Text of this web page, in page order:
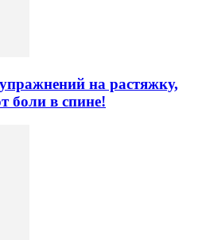
на растяжку,
боли в спине!